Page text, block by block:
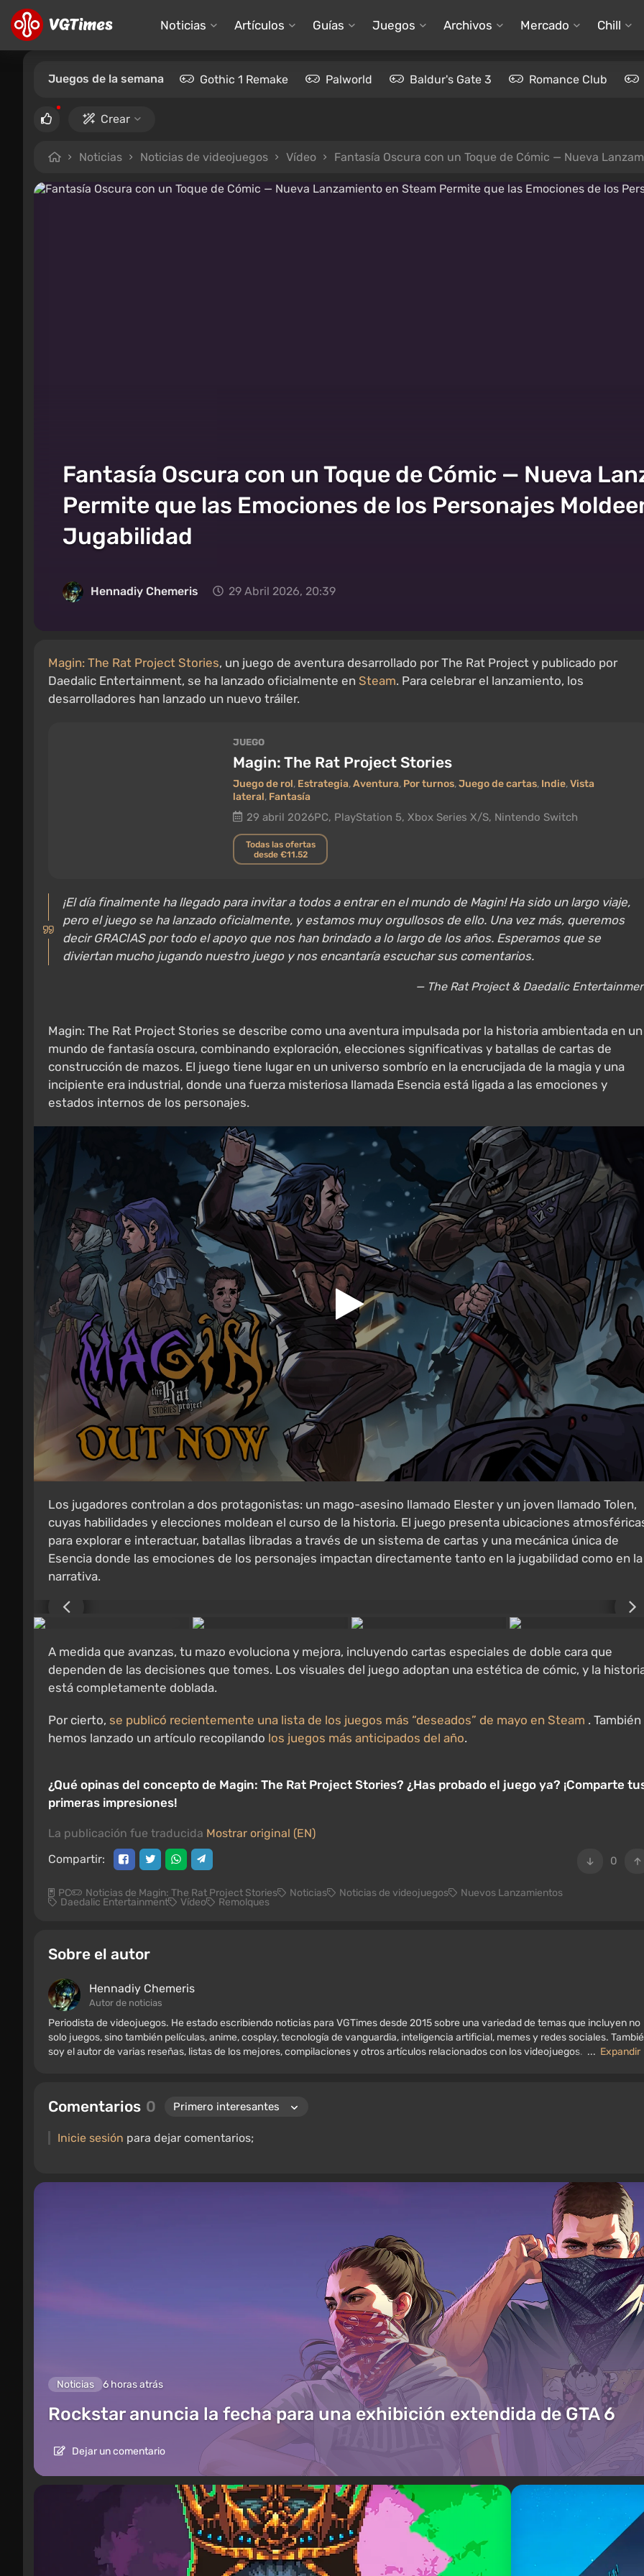
Noticias Artículos Guías Juegos Archivos Mercado Chill
Juegos de la semana Gothic 1 Remake Palworld Baldur's Gate 3 Romance Club
Crear
Noticias Noticias de videojuegos Vídeo Fantasía Oscura con un Toque de Cómic — Nueva Lanzamiento en Steam
Fantasía Oscura con un Toque de Cómic — Nueva
Permite que las Emociones de los Personajes
Jugabilidad
Hennadiy Chemеris 29 Abril 2026, 20:39
Magin: The Rat Project Stories, un juego de aventura desarrollado por The Rat Project y publicado por
Daedalic Entertainment, se ha lanzado oficialmente en Steam. Para celebrar el lanzamiento, los
desarrolladores han lanzado un nuevo tráiler.
JUEGO
Magin: The Rat Project Stories
Juego de rol, Estrategia,Aventura, Por turnos,Juego de cartas, Indie,Vista
lateral, Fantasía
29 abril 2026PC, PlayStation 5, Xbox Series X/S, Nintendo Switch
Todas las ofertas
desde €11.52
¡El día finalmente ha llegado para invitar a todos a entrar en el mundo de Magin! Ha sido un largo viaje,
pero el juego se ha lanzado oficialmente, y estamos muy orgullosos de ello. Una vez más, queremos
decir GRACIAS por todo el apoyo que nos han brindado a lo largo de los años. Esperamos que se
diviertan mucho jugando nuestro juego y nos encantaría escuchar sus comentarios.
— The Rat Project & Daedalic
Magin: The Rat Project Stories se describe como una aventura impulsada por la historia ambientada en un
mundo de fantasía oscura, combinando exploración, elecciones significativas y batallas de cartas de
construcción de mazos. El juego tiene lugar en un universo sombrío en la encrucijada de la magia y una
incipiente era industrial, donde una fuerza misteriosa llamada Esencia está ligada a las emociones y
estados internos de los personajes.
Los jugadores controlan a dos protagonistas: un mago-asesino llamado Elester y un joven llamado Tolen,
cuyas habilidades y elecciones moldean el curso de la historia. El juego presenta ubicaciones
para explorar e interactuar, batallas libradas a través de un sistema de cartas y una mecánica única de
Esencia donde las emociones de los personajes impactan directamente tanto en la jugabilidad como en la
narrativa.
A medida que avanzas, tu mazo evoluciona y mejora, incluyendo cartas especiales de doble cara que
dependen de las decisiones que tomes. Los visuales del juego adoptan una estética de cómic, y la
está completamente doblada.
Por cierto, se publicó recientemente una lista de los juegos más “deseados” de mayo en Steam . También
hemos lanzado un artículo recopilando los juegos más anticipados del año.
¿Qué opinas del concepto de Magin: The Rat Project Stories? ¿Has probado el juego ya? ¡Comparte
primeras impresiones!
La publicación fue traducida Mostrar original (EN)
0
Compartir:
PC Noticias de Magin: The Rat Project Stories Noticias Noticias de videojuegos Nuevos Lanzamientos
Daedalic Entertainment Vídeo Remolques
Sobre el autor
Hennadiy Chemеris
Autor de noticias
Periodista de videojuegos. He estado escribiendo noticias para VGTimes desde 2015 sobre una variedad de temas que incluyen no
solo juegos, sino también películas, anime, cosplay, tecnología de vanguardia, inteligencia artificial, memes y redes sociales.
soy el autor de varias reseñas, listas de los mejores, compilaciones y otros artículos relacionados con los videojuegos. Colecciono
... Expandir
Comentarios 0
Inicie sesión para dejar comentarios;
Noticias 6 horas atrás
Rockstar anuncia la fecha para una exhibición extendida de GTA 6
Dejar un comentario